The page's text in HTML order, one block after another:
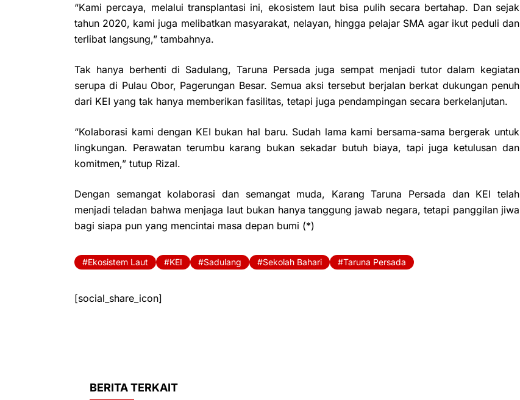
“Kami percaya, melalui transplantasi ini, ekosistem laut bisa pulih secara bertahap. Dan sejak
tahun 2020, kami juga melibatkan masyarakat, nelayan, hingga pelajar SMA agar ikut peduli dan
terlibat langsung,” tambahnya.
Tak hanya berhenti di Sadulang, Taruna Persada juga sempat menjadi tutor dalam kegiatan
serupa di Pulau Obor, Pagerungan Besar. Semua aksi tersebut berjalan berkat dukungan penuh
dari KEI yang tak hanya memberikan fasilitas, tetapi juga pendampingan secara berkelanjutan.
“Kolaborasi kami dengan KEI bukan hal baru. Sudah lama kami bersama-sama bergerak untuk
lingkungan. Perawatan terumbu karang bukan sekadar butuh biaya, tapi juga ketulusan dan
komitmen,” tutup Rizal.
Dengan semangat kolaborasi dan semangat muda, Karang Taruna Persada dan KEI telah
menjadi teladan bahwa menjaga laut bukan hanya tanggung jawab negara, tetapi panggilan jiwa
bagi siapa pun yang mencintai masa depan bumi (*)
Ekosistem Laut KEI Sadulang Sekolah Bahari Taruna Persada
[social_share_icon]
BERITA TERKAIT